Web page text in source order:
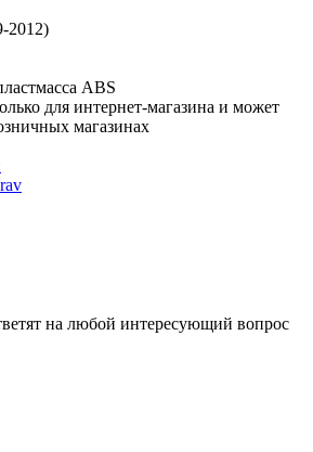
2012)
ABS
для интернет-магазина и может
магазинах
на любой интересующий вопрос